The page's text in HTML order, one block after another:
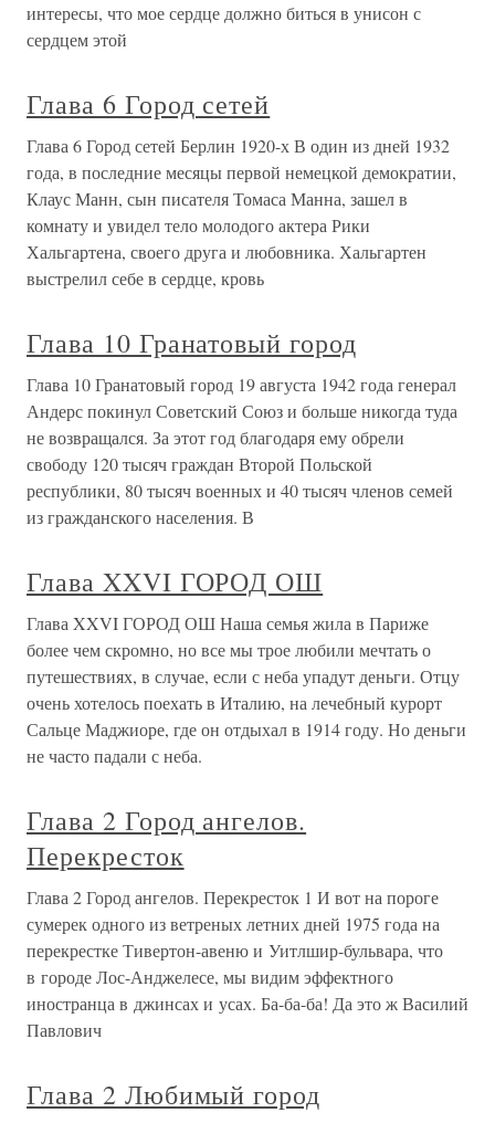
интересы, что мое сердце должно биться в унисон с
сердцем этой
Глава 6 Город сетей
Глава 6 Город сетей Берлин 1920-х В один из дней 1932
года, в последние месяцы первой немецкой демократии,
Клаус Манн, сын писателя Томаса Манна, зашел в
комнату и увидел тело молодого актера Рики
Хальгартена, своего друга и любовника. Хальгартен
выстрелил себе в сердце, кровь
Глава 10 Гранатовый город
Глава 10 Гранатовый город 19 августа 1942 года генерал
Андерс покинул Советский Союз и больше никогда туда
не возвращался. За этот год благодаря ему обрели
свободу 120 тысяч граждан Второй Польской
республики, 80 тысяч военных и 40 тысяч членов семей
из гражданского населения. В
Глава XXVI ГОРОД ОШ
Глава XXVI ГОРОД ОШ Наша семья жила в Париже
более чем скромно, но все мы трое любили мечтать о
путешествиях, в случае, если с неба упадут деньги. Отцу
очень хотелось поехать в Италию, на лечебный курорт
Сальце Маджиоре, где он отдыхал в 1914 году. Но деньги
не часто падали с неба.
Глава 2 Город ангелов.
Перекресток
Глава 2 Город ангелов. Перекресток 1 И вот на пороге
сумерек одного из ветреных летних дней 1975 года на
перекрестке Тивертон-авеню и Уитлшир-бульвара, что
в городе Лос-Анджелесе, мы видим эффектного
иностранца в джинсах и усах. Ба-ба-ба! Да это ж Василий
Павлович
Глава 2 Любимый город